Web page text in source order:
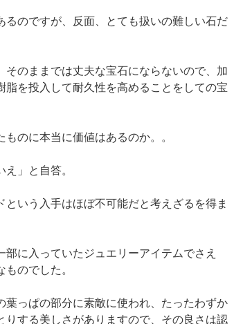
るのですが、反面、とても扱いの難しい石だ
そのままでは丈夫な宝石にならないので、加
脂を投入して耐久性を高めることをしての宝
のに本当に価値はあるのか。。
」と自答。
という入手はほぼ不可能だと考えざるを得ま
部に入っていたジュエリーアイテムでさえ
のでした。
葉っぱの部分に素敵に使われ、たったわずか
りする美しさがありますので、その良さは認